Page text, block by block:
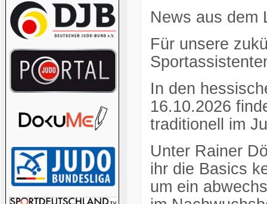
News aus dem
Für unsere
In den
16.10.2026
traditionell im
Unter Rainer
ihr die Basics
um ein